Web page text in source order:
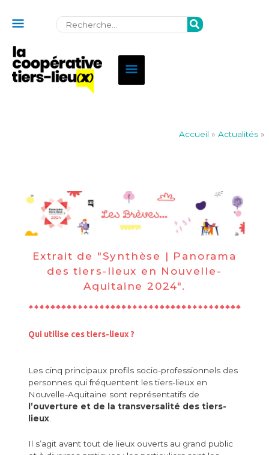
Rechercher:
de
l'en-
Menu
principal
Accueil » Actualités»
Extrait de "Synthèse | Panorama
des tiers-lieux en Nouvelle-
Aquitaine 2024".
Qui utilise ces tiers-lieux ?
Les cinq principaux profils socio-professionnels des
personnes qui fréquentent les tiers-lieux en
Nouvelle-Aquitaine sont représentatifs de
l’ouverture et de la transversalité des tiers-
lieux.
Il s’agit avant tout de lieux ouverts au grand public